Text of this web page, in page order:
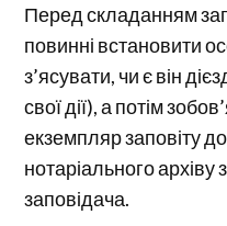
Перед складанням
повинні встановити
з’ясувати, чи є він
свої дії), а потім
екземпляр заповіту
нотаріального
заповідача.